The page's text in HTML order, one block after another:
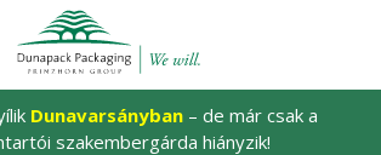
Dunavarsányban – de már csak a
szakembergárda hiányzik!